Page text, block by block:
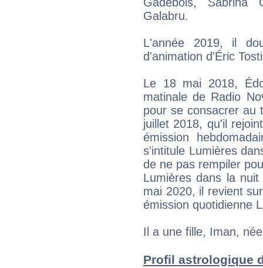
Galabru.
L'année 2019, il
d'animation d'Éric
Le 18 mai 2018,
matinale de Radio
pour se consacrer au
juillet 2018, qu'il
émission
s'intitule Lumières
de ne pas rempiler
Lumières dans la
mai 2020, il revient
émission quotidienne
Il a une fille, Iman,
Profil astrologique